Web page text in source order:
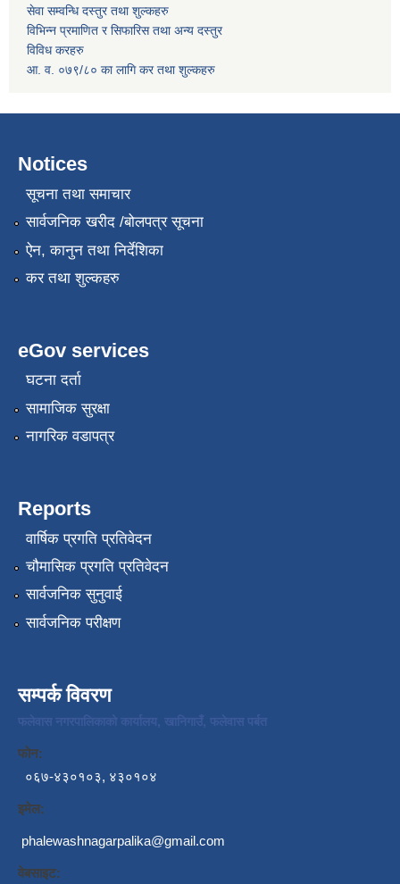
सेवा सम्वन्धि दस्तुर तथा शुल्कहरु
विभिन्न प्रमाणित र सिफारिस तथा अन्य दस्तुर
विविध करहरु
आ. व. ०७९/८० का लागि कर तथा शुल्कहरु
Notices
सूचना तथा समाचार
सार्वजनिक खरीद /बोलपत्र सूचना
ऐन, कानुन तथा निर्देशिका
कर तथा शुल्कहरु
eGov services
घटना दर्ता
सामाजिक सुरक्षा
नागरिक वडापत्र
Reports
वार्षिक प्रगति प्रतिवेदन
चौमासिक प्रगति प्रतिवेदन
सार्वजनिक सुनुवाई
सार्वजनिक परीक्षण
सम्पर्क विवरण
फलेवास नगरपालिकाको कार्यालय, खानिगाउँ, फलेवास पर्बत
फोन:
०६७-४३०१०३, ४३०१०४
इमेल:
phalewashnagarpalika@gmail.com
वेबसाइट: